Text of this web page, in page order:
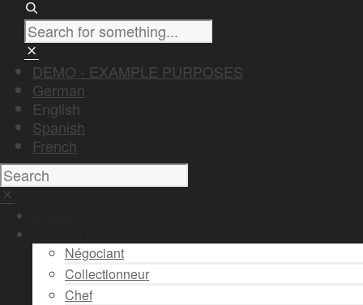
DEMO - EXAMPLE PURPOSES
German
English
Spanish
French
Négociant
Collectionneur
Chef